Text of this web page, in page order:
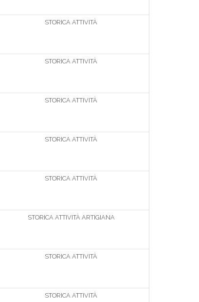
STORICA ATTIVITÀ
STORICA ATTIVITÀ
STORICA ATTIVITÀ
STORICA ATTIVITÀ
STORICA ATTIVITÀ
STORICA ATTIVITÀ ARTIGIANA
STORICA ATTIVITÀ
STORICA ATTIVITÀ